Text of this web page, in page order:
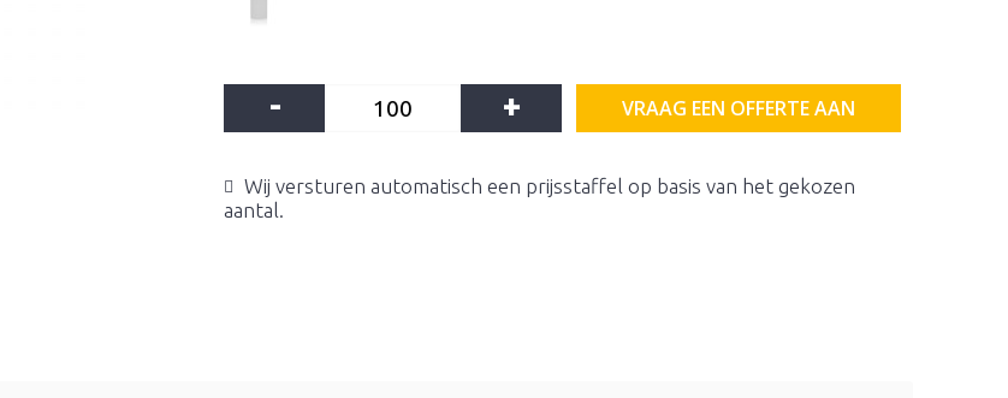
- + VRAAG EEN OFFERTE AAN
Wij versturen automatisch een prijsstaffel op basis van het gekozen
aantal.